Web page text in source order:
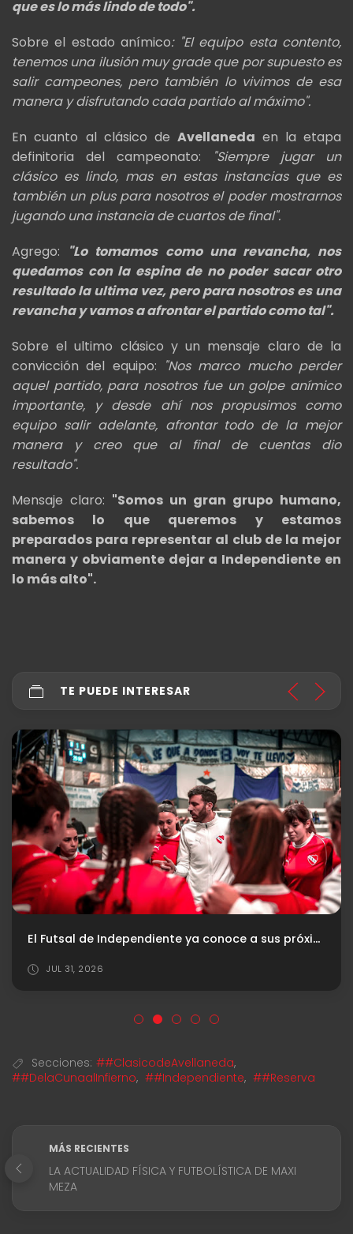
que es lo más lindo de todo".
Sobre el estado anímico: "El equipo esta contento,
tenemos una ilusión muy grade que por supuesto es
salir campeones, pero también lo vivimos de esa
manera y disfrutando cada partido al máximo".
En cuanto al clásico deAvellaneda en la etapa
definitoria del campeonato:
"Siempre jugar un
clásico es lindo, mas en estas instancias que es
también un plus para nosotros el poder mostrarnos
jugando una instancia de cuartos de final".
Agrego:
"Lo tomamos como una revancha, nos
quedamos con la espina de no poder sacar otro
resultado la ultima vez, pero para nosotros es una
revancha y vamos a afrontar el partido como tal".
Sobre el ultimo clásico y un mensaje claro de la
convicción del equipo: "Nos marco mucho perder
aquel partido, para nosotros fue un golpe anímico
importante, y desde ahí nos propusimos como
equipo salir adelante, afrontar todo de la mejor
manera y creo que al final de cuentas dio
resultado".
Mensaje claro: "Somos un gran grupo humano,
sabemos lo que queremos y estamos
preparados para representar al club de la mejor
manera y obviamente dejar a Independiente en
lo más alto".
TE PUEDE INTERESAR
El Futsal de Independiente ya conoce a sus próximos rivales en la Copa Argentina
JUL 31, 2026
Secciones: ##ClasicodeAvellaneda,
##DelaCunaalInfierno, ##Independiente, ##Reserva
MÁS RECIENTES
LA ACTUALIDAD FÍSICA Y FUTBOLÍSTICA DE MAXI
MEZA